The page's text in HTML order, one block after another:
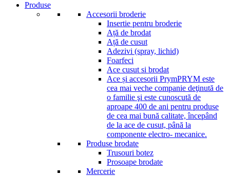
Produse
Accesorii broderie
Insertie pentru broderie
Ață de brodat
Ață de cusut
Adezivi (spray, lichid)
Foarfeci
Ace cusut si brodat
Ace și accesorii PrymPRYM este
cea mai veche companie deţinută de
o familie şi este cunoscută de
aproape 400 de ani pentru produse
de cea mai bună calitate, începând
de la ace de cusut, până la
componente electro- mecanice.
Produse brodate
Trusouri botez
Prosoape brodate
Mercerie